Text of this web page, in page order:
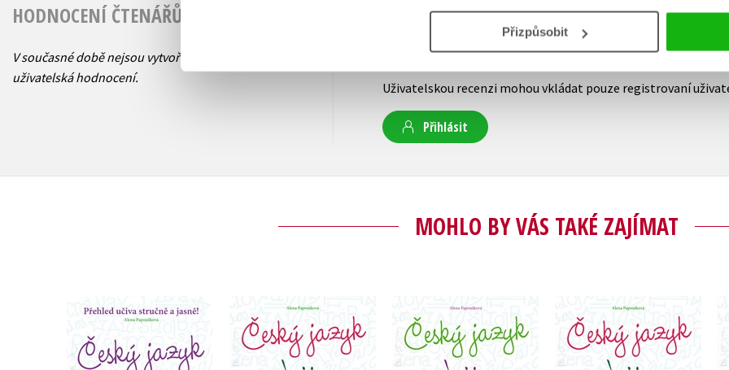
Přizpůsobit
HODNOCENÍ ČTENÁŘŮ
V současné době nejsou vytvořena žádná
uživatelská hodnocení.
Vaše hodnocení
Uživatelskou recenzi mohou vkládat pouze registrovaní
Přihlásit
MOHLO BY VÁS TAKÉ ZAJÍMAT
Český jazyk od šestky
Alena Papoušková
Český jazyk od šestky
do devítky - cvičebnice
pro 6. třídu ZŠ
Alena Papoušková
Český jazyk od šestky
do devítky - cvičebnice
pro 9. třídu ZŠ
Alena Papoušková
Český jazyk od šestky
do devítky - cvičebnice
pro 6. třídu ZŠ
Alena Papoušková